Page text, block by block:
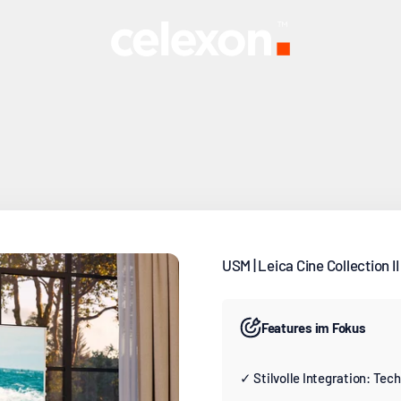
USM | Leica Cine Collection
Features im Fokus
✓ Stilvolle Integration: